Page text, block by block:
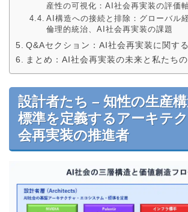
産性の可視化：AI社会再実装の評価軸
AI構造への接続と排除：グローバル
倫理的統治、AI社会再実装の課題
Q&Aセクション：AI社会再実装に関す
まとめ：AI社会再実装の未来と私たちの
設計者たち – 知性の生産
標準を定義するアーキテ
会再実装の推進者